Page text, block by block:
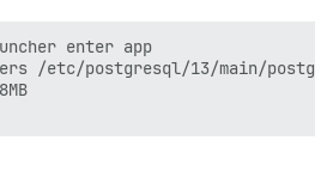
enter app
/etc/postgresql/13/main/